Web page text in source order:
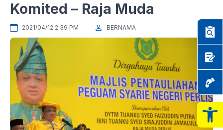
Komited – Raja Muda
2021/04/12 2:39 PM BERNAMA